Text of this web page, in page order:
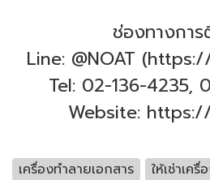
ช่องทางกา
Line: @NOAT
Tel: 02-136-4235,
Website:
เครื่องทำลายเอกสาร
ให้เช่าเค